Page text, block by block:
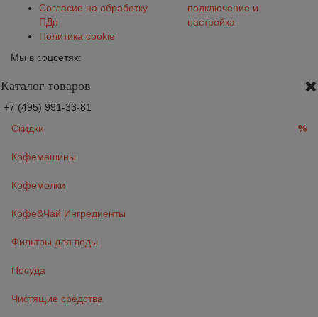
Согласие на обработку
ПДн
Политика cookie
подключение и
настройка
Мы в соцсетях:
Каталог товаров
+7 (495) 991-33-81
Скидки
%
Кофемашины
Кофемолки
Кофе&Чай Ингредиенты
Фильтры для воды
Посуда
Чистящие средства